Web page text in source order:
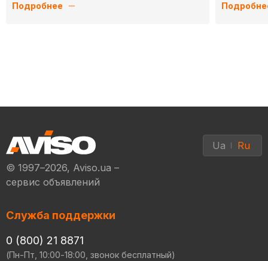
Подробнее
© 1997–2026, Aviso.ua –
сервис объявлений
Ua Ru
Служба поддержки
0 (800) 21 8871
(Пн-Пт, 10:00-18:00, звонок бесплатный)